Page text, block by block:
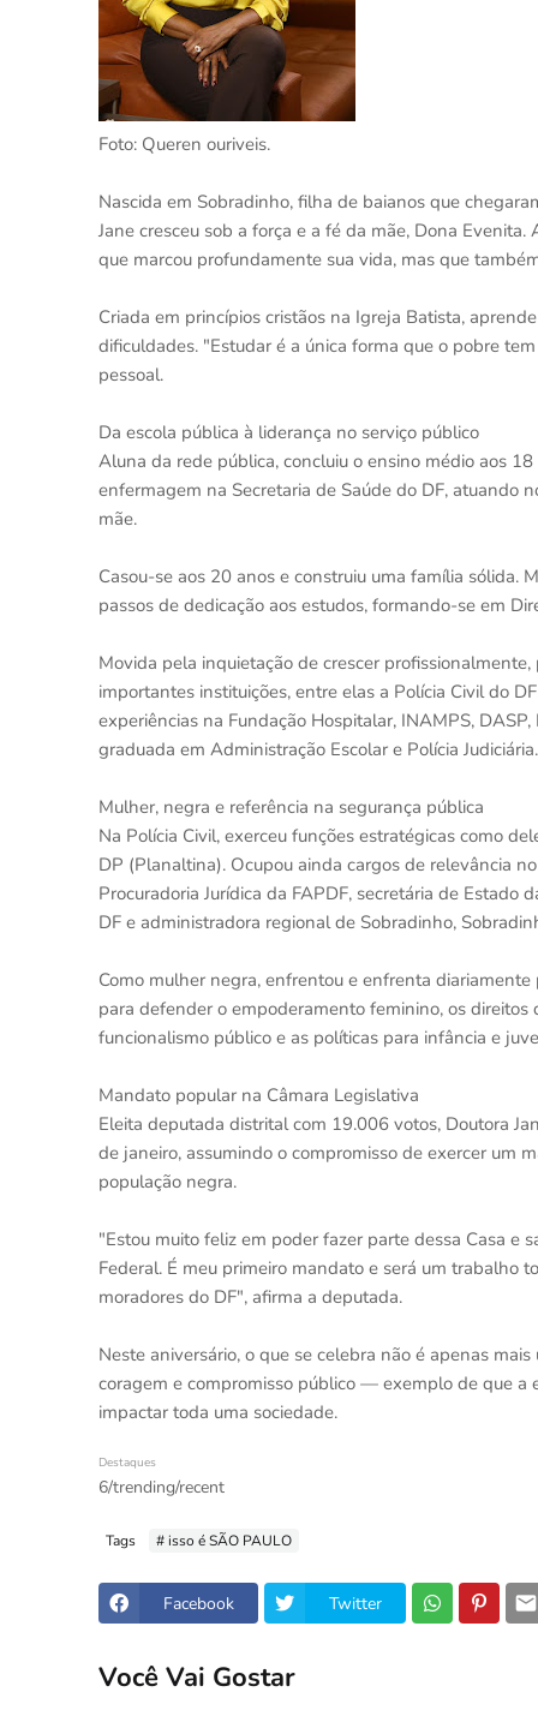
Foto: Queren ouriveis.
Nascida em Sobradinho, filha de baianos que
Jane cresceu sob a força e a fé da mãe, Dona
que marcou profundamente sua vida, mas que
Criada em princípios cristãos na Igreja Batista,
dificuldades. "Estudar é a única forma que o pobre
pessoal.
Da escola pública à liderança no serviço público
Aluna da rede pública, concluiu o ensino médio aos
enfermagem na Secretaria de Saúde do DF, atuando
mãe.
Casou-se aos 20 anos e construiu uma família sólida.
passos de dedicação aos estudos, formando-se em
Movida pela inquietação de crescer
importantes instituições, entre elas a Polícia Civil do
experiências na Fundação Hospitalar, INAMPS,
graduada em Administração Escolar e Polícia Judiciária.
Mulher, negra e referência na segurança pública
Na Polícia Civil, exerceu funções estratégicas como
DP (Planaltina). Ocupou ainda cargos de relevância
Procuradoria Jurídica da FAPDF, secretária de Estado
DF e administradora regional de Sobradinho,
Como mulher negra, enfrentou e enfrenta
para defender o empoderamento feminino, os direitos
funcionalismo público e as políticas para infância e
Mandato popular na Câmara Legislativa
Eleita deputada distrital com 19.006 votos, Doutora
de janeiro, assumindo o compromisso de exercer um
população negra.
"Estou muito feliz em poder fazer parte dessa Casa e
Federal. É meu primeiro mandato e será um trabalho
moradores do DF", afirma a deputada.
Neste aniversário, o que se celebra não é apenas
coragem e compromisso público — exemplo de que a
impactar toda uma sociedade.
Destaques
6/trending/recent
Tags # isso é SÃO PAULO
Facebook Twitter
Você Vai Gostar